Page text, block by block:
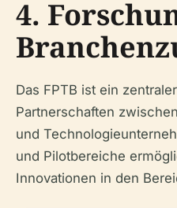
4.
Das FPTB ist ein
Partnerschaften
und
und Pilotbereiche
Innovationen in den